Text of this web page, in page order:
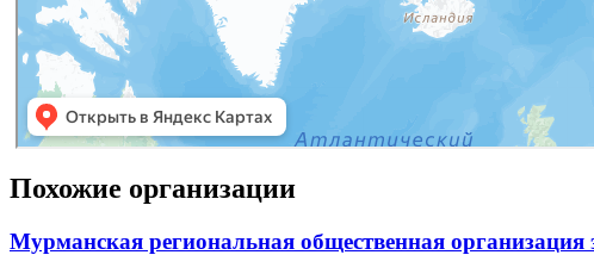
Похожие организации
Мурманская региональная общественная